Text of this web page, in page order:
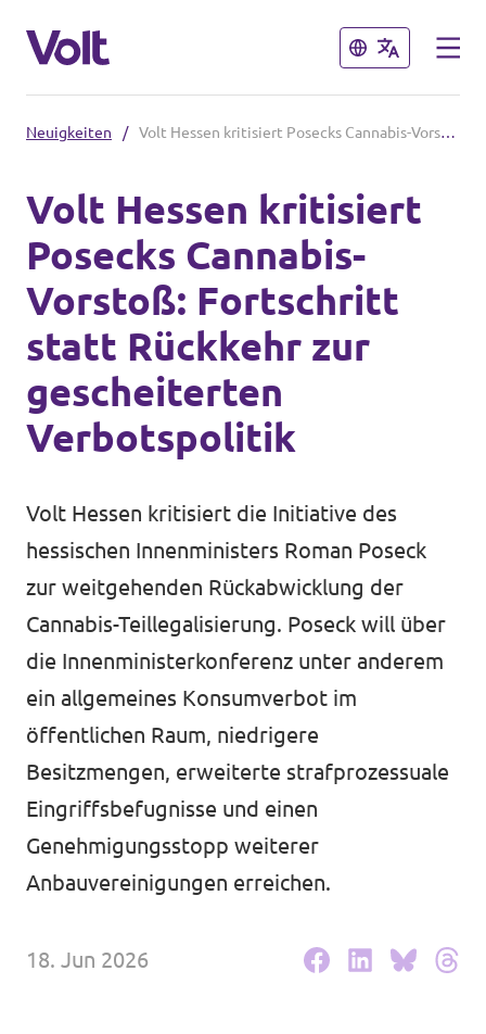
Schließen
Lokale hessische Teams
Hessische Volt-Termine
Volt in Deutschland
Website Volt Deutschland
Volt in deinem Bundesland
Volt Deutschland Merchandise Shop
Schließen
Programm
Über Volt
Menschen
Unsere Events
Kommunalwahl 2026
Mache bei uns mit!
Deine Spende für Volt!
Leichte Sprache
Jobs bei Volt Hessen
Neuigkeiten / Volt Hessen kritisiert Posecks Cannabis-Vorstoß: Fortschritt statt Rückkehr zur gescheiterten Verbotspolitik
Volt Hessen kritisiert
Posecks Cannabis-
Vorstoß: Fortschritt
statt Rückkehr zur
gescheiterten
Verbotspolitik
Volt Hessen kritisiert die Initiative des
hessischen Innenministers Roman Poseck
zur weitgehenden Rückabwicklung der
Cannabis-Teillegalisierung. Poseck will über
die Innenministerkonferenz unter anderem
ein allgemeines Konsumverbot im
öffentlichen Raum, niedrigere
Besitzmengen, erweiterte strafprozessuale
Eingriffsbefugnisse und einen
Genehmigungsstopp weiterer
Anbauvereinigungen erreichen.
18. Jun 2026